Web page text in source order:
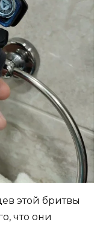
этой бритвы
что они